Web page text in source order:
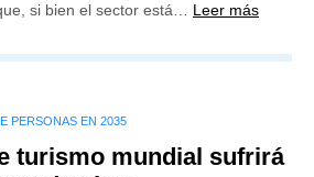
si bien el sector está… Leer más
PERSONAS EN 2035
turismo mundial sufrirá